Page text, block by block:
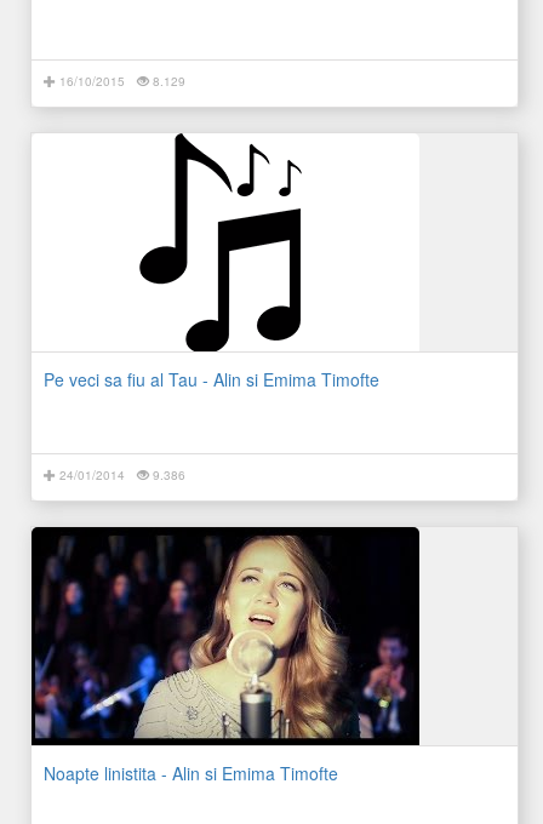
16/10/2015 8.129
Pe veci sa fiu al Tau - Alin si Emima Timofte
24/01/2014 9.386
Noapte linistita - Alin si Emima Timofte